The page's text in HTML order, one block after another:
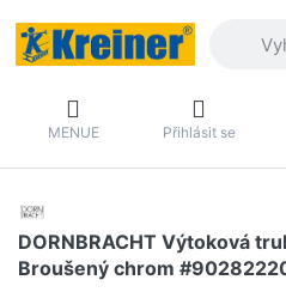
MENUE Přihlásit se
DORNBRACHT Výtoková
Broušený chrom